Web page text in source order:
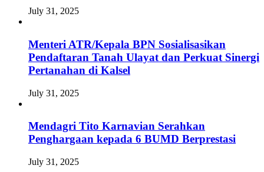
July 31, 2025
Menteri ATR/Kepala BPN Sosialisasikan
Pendaftaran Tanah Ulayat dan Perkuat Sinergi
Pertanahan di Kalsel
July 31, 2025
Mendagri Tito Karnavian Serahkan
Penghargaan kepada 6 BUMD Berprestasi
July 31, 2025